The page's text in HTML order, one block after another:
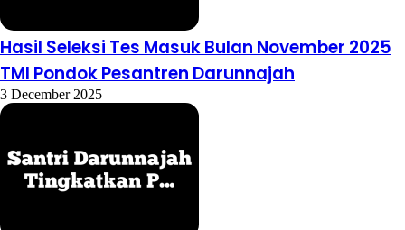
Hasil Seleksi Tes Masuk Bulan November 2025
TMI Pondok Pesantren Darunnajah
3 December 2025